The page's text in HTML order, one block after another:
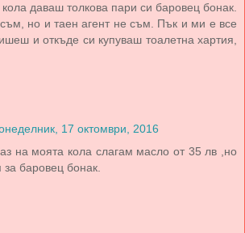
даваш толкова пари си баровец бонак.
но и таен агент не съм. Пък и ми е все
и откъде си купуваш тоалетна хартия,
17 октомври, 2016
на моята кола слагам масло от 35 лв ,но
баровец бонак.